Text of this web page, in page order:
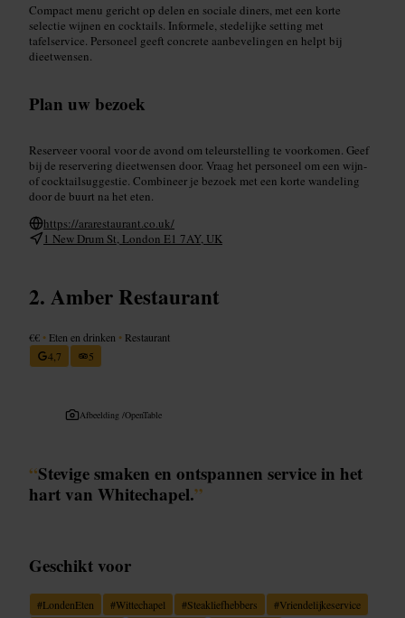
Compact menu gericht op delen en sociale diners, met een korte
selectie wijnen en cocktails. Informele, stedelijke setting met
tafelservice. Personeel geeft concrete aanbevelingen en helpt bij
dieetwensen.
Plan uw bezoek
Reserveer vooral voor de avond om teleurstelling te voorkomen. Geef
bij de reservering dieetwensen door. Vraag het personeel om een wijn-
of cocktailsuggestie. Combineer je bezoek met een korte wandeling
door de buurt na het eten.
https://ararestaurant.co.uk/
1 New Drum St, London E1 7AY, UK
Amber Restaurant
€€ • Eten en drinken • Restaurant
4,7
5
Afbeelding /OpenTable
“Stevige smaken en ontspannen service in het
hart van Whitechapel.”
Geschikt voor
#LondenEten #Wittechapel #Steakliefhebbers #Vriendelijkeservice